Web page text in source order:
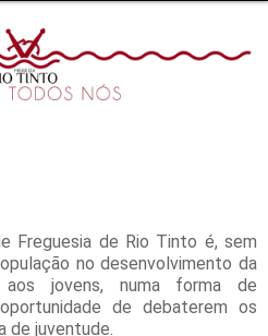
Freguesia de Rio Tinto é, sem
no desenvolvimento da
aos jovens, numa forma de
de debaterem os
de juventude.